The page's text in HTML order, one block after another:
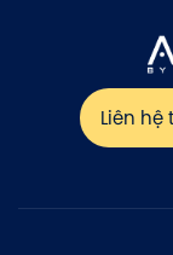
Liên hệ